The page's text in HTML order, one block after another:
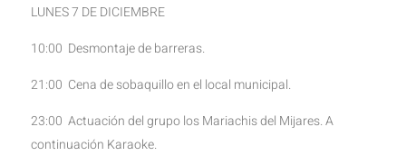
LUNES 7 DE DICIEMBRE
10:00 Desmontaje de barreras.
21:00 Cena de sobaquillo en el local municipal.
23:00 Actuación del grupo los Mariachis del Mijares. A
continuación Karaoke.